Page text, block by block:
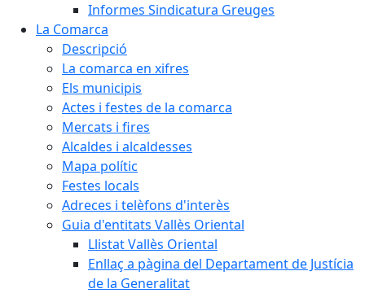
Informes Sindicatura Greuges
La Comarca
Descripció
La comarca en xifres
Els municipis
Actes i festes de la comarca
Mercats i fires
Alcaldes i alcaldesses
Mapa polític
Festes locals
Adreces i telèfons d'interès
Guia d'entitats Vallès Oriental
Llistat Vallès Oriental
Enllaç a pàgina del Departament de Justícia
de la Generalitat